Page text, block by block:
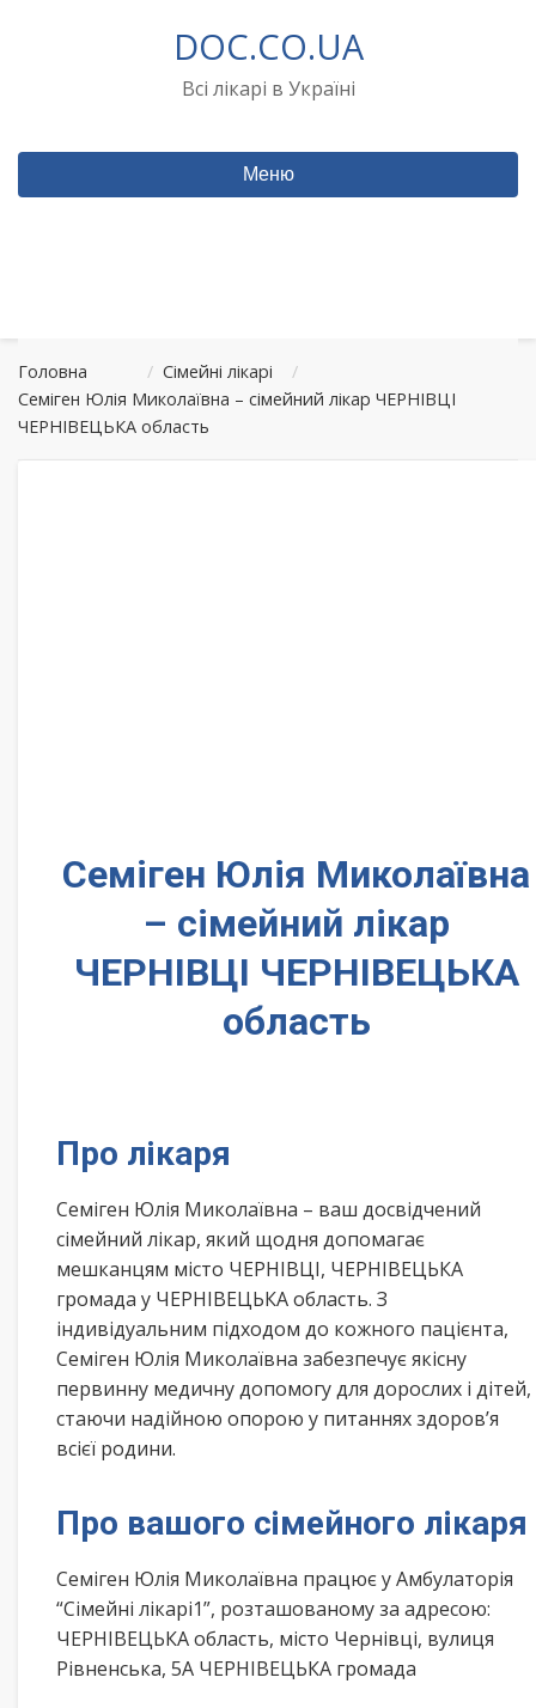
DOC.CO.UA
Всі лікарі в Україні
Меню
Головна / Сімейні лікарі
/
Семіген Юлія Миколаївна – сімейний лікар ЧЕРНІВЦІ
ЧЕРНІВЕЦЬКА область
Семіген Юлія Миколаївна
– сімейний лікар
ЧЕРНІВЦІ ЧЕРНІВЕЦЬКА
область
Про лікаря
Семіген Юлія Миколаївна – ваш досвідчений
сімейний лікар, який щодня допомагає
мешканцям місто ЧЕРНІВЦІ, ЧЕРНІВЕЦЬКА
громада у ЧЕРНІВЕЦЬКА область. З
індивідуальним підходом до кожного пацієнта,
Семіген Юлія Миколаївна забезпечує якісну
первинну медичну допомогу для дорослих і дітей,
стаючи надійною опорою у питаннях здоров’я
всієї родини.
Про вашого сімейного лікаря
Семіген Юлія Миколаївна працює у Амбулаторія
“Сімейні лікарі1”, розташованому за адресою:
ЧЕРНІВЕЦЬКА область, місто Чернівці, вулиця
Рівненська, 5А ЧЕРНІВЕЦЬКА громада